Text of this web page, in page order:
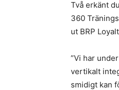
Två erkänt
360
ut BRP
”Vi har
vertikalt
smidigt kan